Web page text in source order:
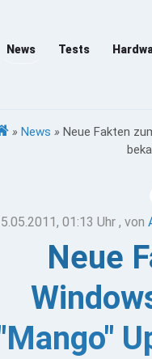
News Tests
» News » Neue Fakten
01:13 Uhr , von
Neue